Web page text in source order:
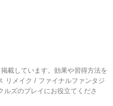
載しています。効果や習得方法を
リメイク / ファイナルファンタジ
ルズのプレイにお役立てくださ